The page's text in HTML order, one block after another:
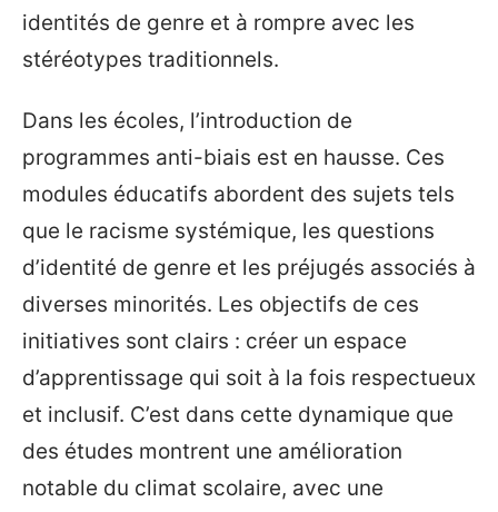
identités de genre et à rompre avec les
stéréotypes traditionnels.
Dans les écoles, l’introduction de
programmes anti-biais est en hausse. Ces
modules éducatifs abordent des sujets tels
que le racisme systémique, les questions
d’identité de genre et les préjugés associés à
diverses minorités. Les objectifs de ces
initiatives sont clairs : créer un espace
d’apprentissage qui soit à la fois respectueux
et inclusif. C’est dans cette dynamique que
des études montrent une amélioration
notable du climat scolaire, avec une